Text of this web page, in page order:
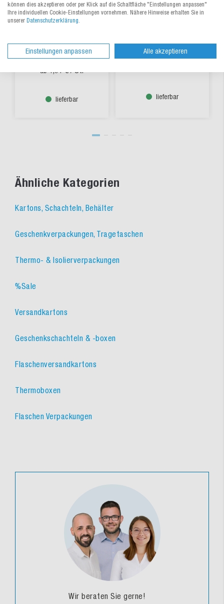
Flaschen-
Liter
Aus 4 Varianten wählen
ab 1,91 € / St.
lieferbar
Aus 5 Varianten wählen
lieferbar
Ähnliche Kategorien
Kartons, Schachteln, Behälter
Geschenkverpackungen, Tragetaschen
Thermo- & Isolierverpackungen
%Sale
Versandkartons
Geschenkschachteln & -boxen
Flaschenversandkartons
Thermoboxen
Flaschen Verpackungen
Wir beraten Sie gerne!
können dies akzeptieren oder per Klick auf die Schaltfläche "Einstellungen anpassen"
Ihre individuellen Cookie-Einstellungen vornehmen. Nähere Hinweise erhalten Sie in
unserer Datenschutzerklärung.
Einstellungen anpassen Alle akzeptieren